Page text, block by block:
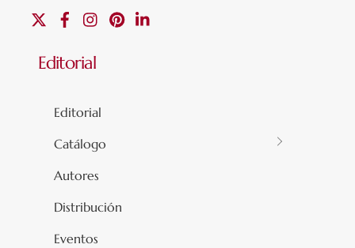
FacebookInstagramPinterest
Editorial
Editorial
Catálogo
Autores
Distribución
Eventos